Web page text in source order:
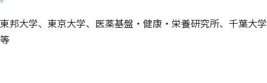
東邦大学、東京大学、医薬基盤・健康・栄養研究所、千葉大学
等